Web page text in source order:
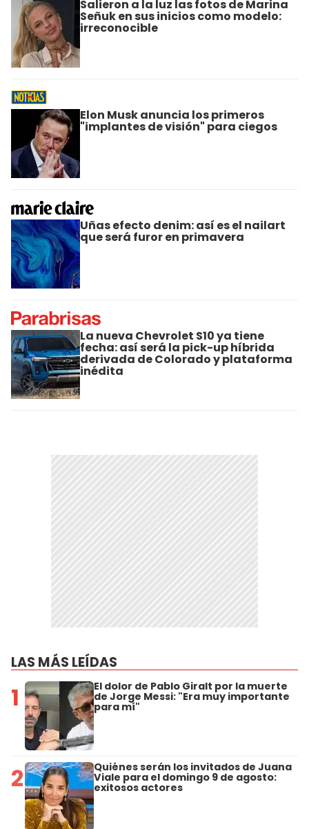
Salieron a la luz las fotos de Marina
Señuk en sus inicios como modelo:
irreconocible
Elon Musk anuncia los primeros
"implantes de visión" para ciegos
Uñas efecto denim: así es el nailart
que será furor en primavera
La nueva Chevrolet S10 ya tiene
fecha: así será la pick-up híbrida
derivada de Colorado y plataforma
inédita
LAS MÁS LEÍDAS
1 El dolor de Pablo Giralt por la muerte
de Jorge Messi: "Era muy importante
para mí"
2 Quiénes serán los invitados de Juana
Viale para el domingo 9 de agosto:
exitosos actores